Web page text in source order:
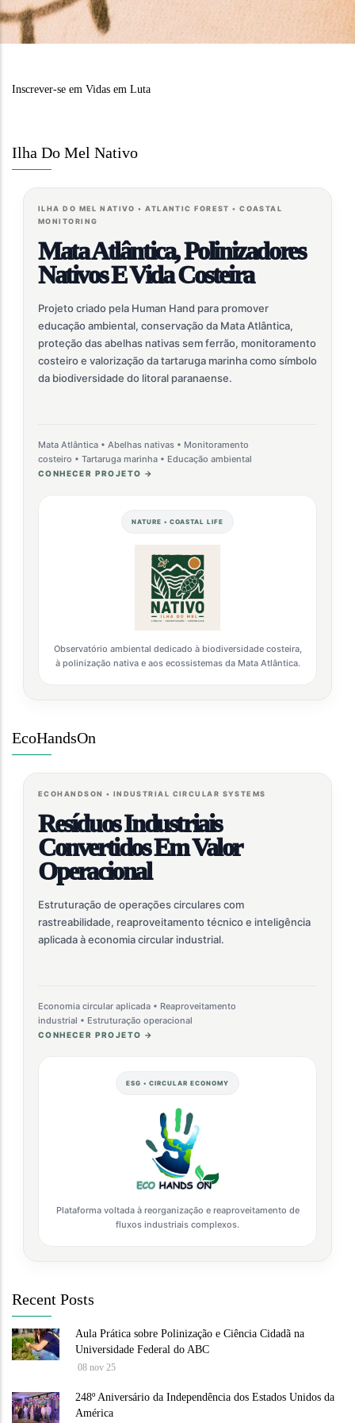
Inscrever-se em Vidas em Luta
Ilha Do Mel Nativo
ILHA DO MEL NATIVO • ATLANTIC FOREST • COASTAL
MONITORING
Mata Atlântica, Polinizadores
Nativos E Vida Costeira
Projeto criado pela Human Hand para promover
educação ambiental, conservação da Mata Atlântica,
proteção das abelhas nativas sem ferrão, monitoramento
costeiro e valorização da tartaruga marinha como símbolo
da biodiversidade do litoral paranaense.
Mata Atlântica • Abelhas nativas • Monitoramento
costeiro • Tartaruga marinha • Educação ambiental
CONHECER PROJETO →
NATURE • COASTAL LIFE
Observatório ambiental dedicado à biodiversidade costeira,
à polinização nativa e aos ecossistemas da Mata Atlântica.
EcoHandsOn
ECOHANDSON • INDUSTRIAL CIRCULAR SYSTEMS
Resíduos Industriais
Convertidos Em Valor
Operacional
Estruturação de operações circulares com
rastreabilidade, reaproveitamento técnico e inteligência
aplicada à economia circular industrial.
Economia circular aplicada • Reaproveitamento
industrial • Estruturação operacional
CONHECER PROJETO →
ESG • CIRCULAR ECONOMY
Plataforma voltada à reorganização e reaproveitamento de
fluxos industriais complexos.
Recent Posts
Aula Prática sobre Polinização e Ciência Cidadã na
Universidade Federal do ABC
08 nov 25
248º Aniversário da Independência dos Estados Unidos da
América